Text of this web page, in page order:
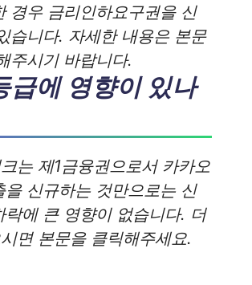
경우 금리인하요구권을 신
습니다. 자세한 내용은 본문
주시기 바랍니다.
급에 영향이 있나
는 제1금융권으로서 카카오
을 신규하는 것만으로는 신
락에 큰 영향이 없습니다. 더
면 본문을 클릭해주세요.